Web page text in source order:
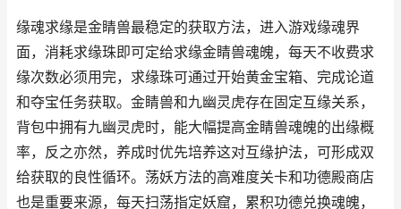
缘魂求缘是金睛兽最稳定的获取方法，进入游戏缘魂界
面，消耗求缘珠即可定给求缘金睛兽魂魄，每天不收费求
缘次数必须用完，求缘珠可通过开始黄金宝箱、完成论道
和夺宝任务获取。金睛兽和九幽灵虎存在固定互缘关系，
背包中拥有九幽灵虎时，能大幅提高金睛兽魂魄的出缘概
率，反之亦然，养成时优先培养这对互缘护法，可形成双
给获取的良性循环。荡妖方法的高难度关卡和功德殿商店
也是重要来源，每天扫荡指定妖窟，累积功德兑换魂魄，